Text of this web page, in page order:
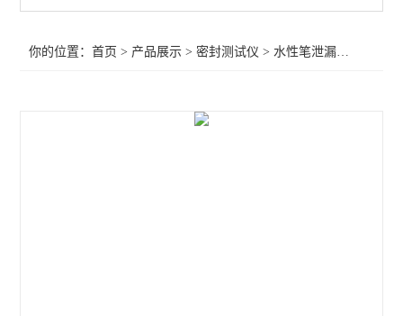
你的位置：首页 > 产品展示 >密封测试仪 >水性笔泄漏密封测试仪